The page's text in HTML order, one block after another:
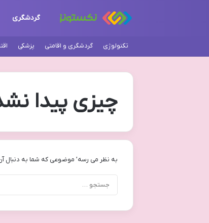
گردشگری
تکنولوژی گردشگری و اقامتی پزشکی
چیزی پیدا
به نظر می رسه’ موضوعی که شما به